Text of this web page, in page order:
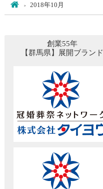
ホーム
2018年10月
創業55年
【群馬県】展開ブランド